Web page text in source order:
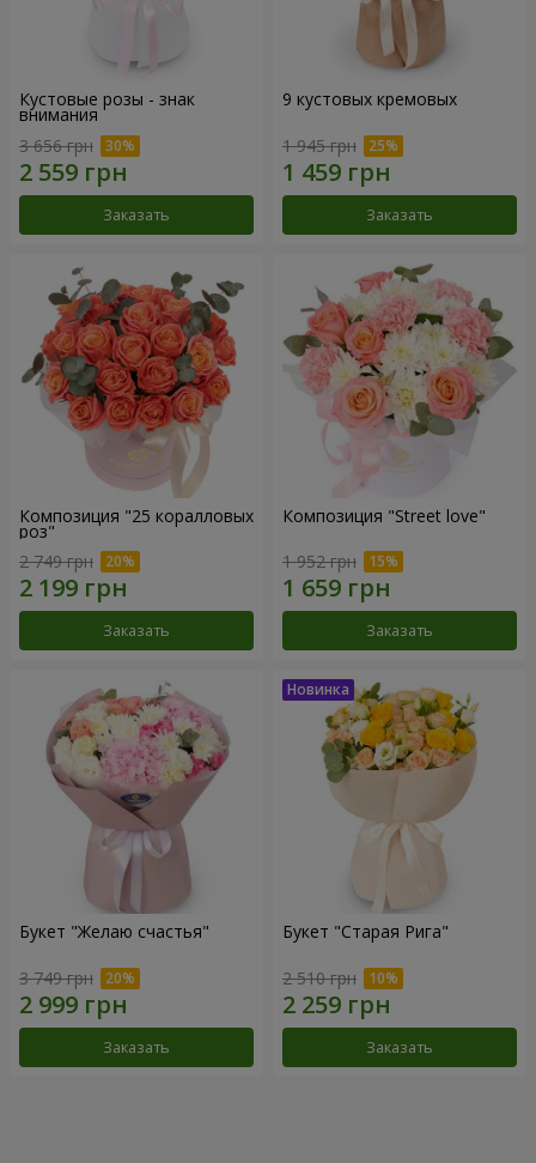
Кустовые розы - знак
внимания
3 656 грн
Заказать
9 кустовых кремовых
1 945 грн
Заказать
Композиция "25 коралловых
роз"
2 749 грн
Заказать
Композиция "Street love"
1 952 грн
Заказать
Букет "Желаю счастья"
3 749 грн
Заказать
Букет "Старая Рига"
2 510 грн
Заказать